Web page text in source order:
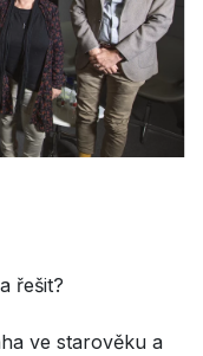
řešit?
ve starověku a